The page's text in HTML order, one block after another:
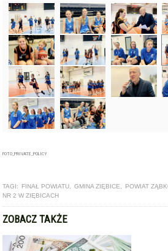
FOTO_PRIVATE_POLICY
TAGI: FINAŁ POWIATU GMINA ZIĘBICE POWIAT
NR 2 W ZIĘBICACH
ZOBACZ TAKŻE